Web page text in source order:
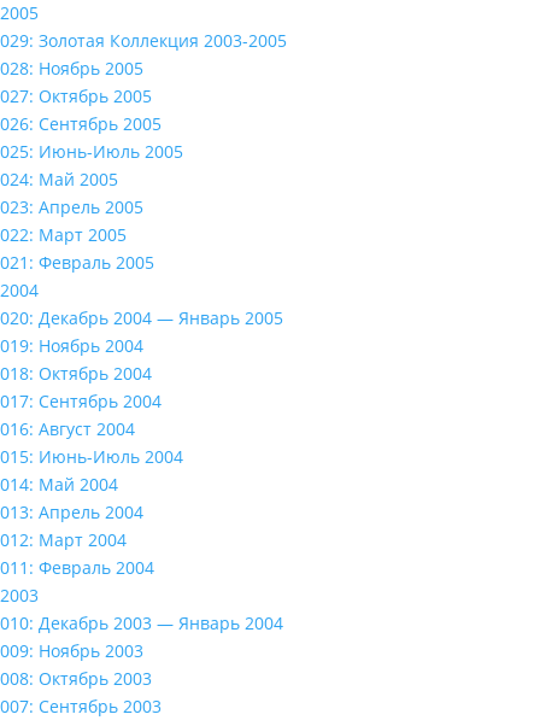
2005
029: Золотая Коллекция 2003-2005
028: Ноябрь 2005
027: Октябрь 2005
026: Сентябрь 2005
025: Июнь-Июль 2005
024: Май 2005
023: Апрель 2005
022: Март 2005
021: Февраль 2005
2004
020: Декабрь 2004 — Январь 2005
019: Ноябрь 2004
018: Октябрь 2004
017: Сентябрь 2004
016: Август 2004
015: Июнь-Июль 2004
014: Май 2004
013: Апрель 2004
012: Март 2004
011: Февраль 2004
2003
010: Декабрь 2003 — Январь 2004
009: Ноябрь 2003
008: Октябрь 2003
007: Сентябрь 2003